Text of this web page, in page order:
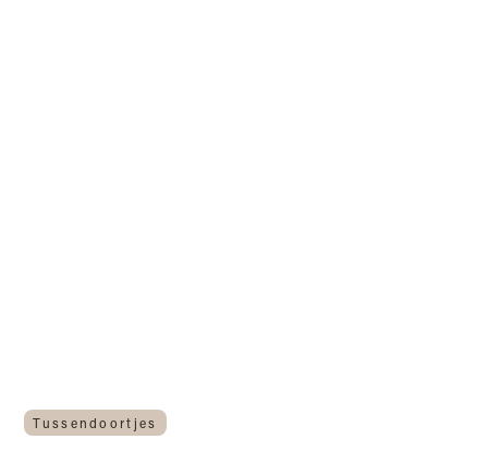
Tussendoortjes